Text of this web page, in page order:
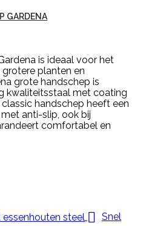
GARDENA
is ideaal voor het
planten en
grote handschep is
kwaliteitsstaal met coating
handschep heeft een
anti-slip, ook bij
comfortabel en
 Snel